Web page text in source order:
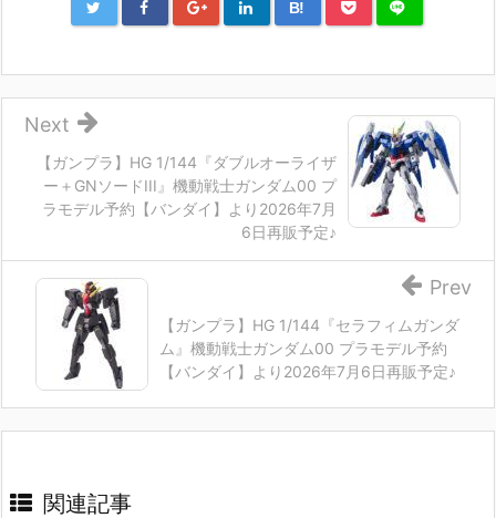
B!
【ガンプラ】HG 1/144『ダブルオーライザ
ー＋GNソードIII』機動戦士ガンダム00 プ
ラモデル予約【バンダイ】より2026年7月
6日再販予定♪
Next
【ガンプラ】HG 1/144『セラフィムガンダ
ム』機動戦士ガンダム00 プラモデル予約
【バンダイ】より2026年7月6日再販予定♪
Prev
関連記事